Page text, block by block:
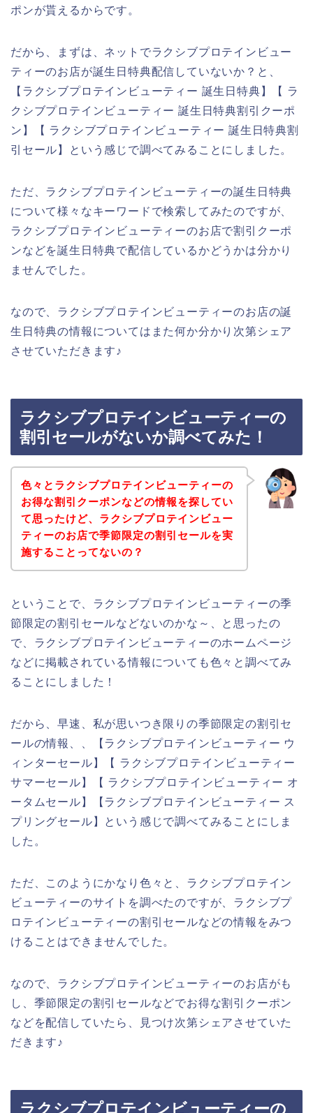
ポンが貰えるからです。
だから、まずは、ネットでラクシブプロテインビュー
ティーのお店が誕生日特典配信していないか？と、
【ラクシブプロテインビューティー 誕生日特典】【 ラ
クシブプロテインビューティー 誕生日特典割引クーポ
ン】【 ラクシブプロテインビューティー 誕生日特典割
引セール】という感じで調べてみることにしました。
ただ、ラクシブプロテインビューティーの誕生日特典
について様々なキーワードで検索してみたのですが、
ラクシブプロテインビューティーのお店で割引クーポ
ンなどを誕生日特典で配信しているかどうかは分かり
ませんでした。
なので、ラクシブプロテインビューティーのお店の誕
生日特典の情報についてはまた何か分かり次第シェア
させていただきます♪
ラクシブプロテインビューティーの
割引セールがないか調べてみた！
色々とラクシブプロテインビューティーの
お得な割引クーポンなどの情報を探してい
て思ったけど、ラクシブプロテインビュー
ティーのお店で季節限定の割引セールを実
施することってないの？
ということで、ラクシブプロテインビューティーの季
節限定の割引セールなどないのかな～、と思ったの
で、ラクシブプロテインビューティーのホームページ
などに掲載されている情報についても色々と調べてみ
ることにしました！
だから、早速、私が思いつき限りの季節限定の割引セ
ールの情報、、【ラクシブプロテインビューティー ウ
ィンターセール】【 ラクシブプロテインビューティー
サマーセール】【 ラクシブプロテインビューティー オ
ータムセール】【ラクシブプロテインビューティー ス
プリングセール】という感じで調べてみることにしま
した。
ただ、このようにかなり色々と、ラクシブプロテイン
ビューティーのサイトを調べたのですが、ラクシブプ
ロテインビューティーの割引セールなどの情報をみつ
けることはできませんでした。
なので、ラクシブプロテインビューティーのお店がも
し、季節限定の割引セールなどでお得な割引クーポン
などを配信していたら、見つけ次第シェアさせていた
だきます♪
ラクシブプロテインビューティーの